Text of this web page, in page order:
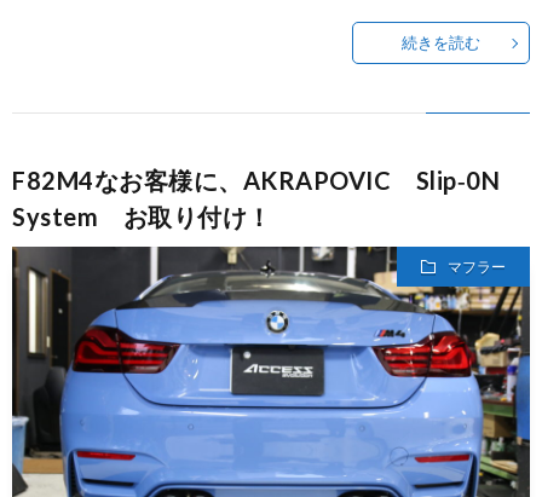
続きを読む
F82M4なお客様に、AKRAPOVIC Slip‐0N
System お取り付け！
マフラー